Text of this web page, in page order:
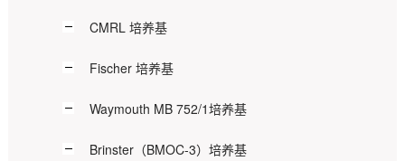
CMRL 培养基
Fischer 培养基
Waymouth MB 752/1培养基
Brinster（BMOC-3）培养基